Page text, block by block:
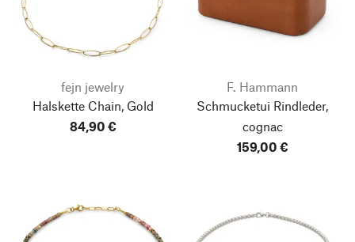
fejn jewelry
Halskette Chain, Gold
84,90 €
F. Hammann
Schmucketui Rindleder,
cognac
159,00 €